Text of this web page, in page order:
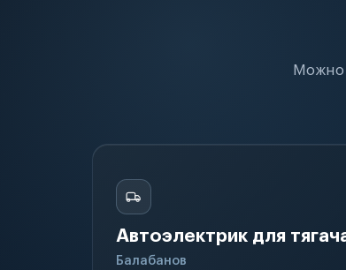
Можно
Автоэлектрик для
Балабанов